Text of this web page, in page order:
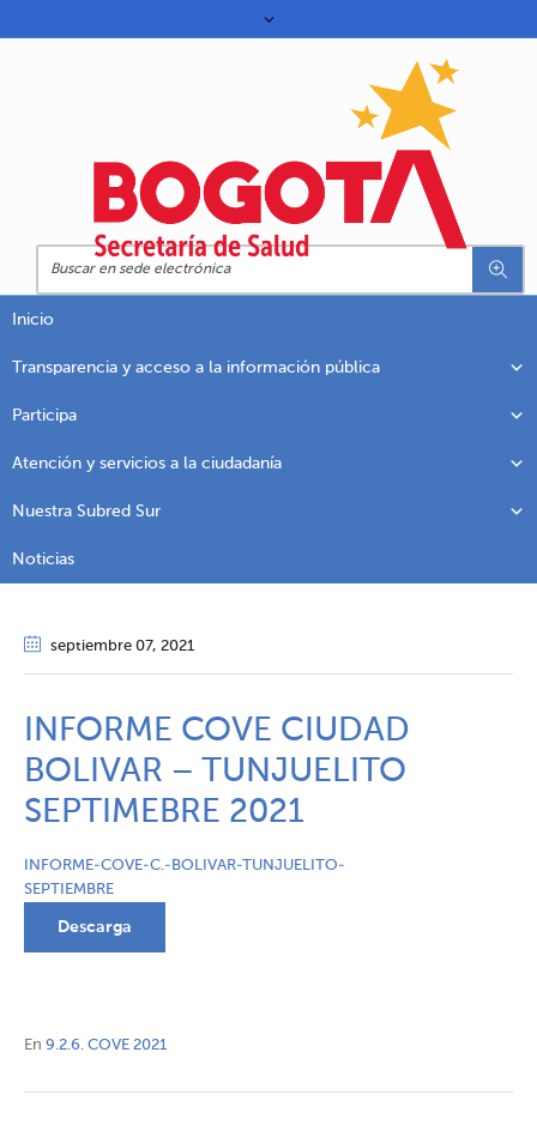
Inicio
Transparencia y acceso a la información pública
Participa
Atención y servicios a la ciudadanía
Nuestra Subred Sur
Noticias
septiembre 07, 2021
INFORME COVE CIUDAD
BOLIVAR – TUNJUELITO
SEPTIMEBRE 2021
INFORME-COVE-C.-BOLIVAR-TUNJUELITO-
SEPTIEMBRE
Descarga
En 9.2.6. COVE 2021